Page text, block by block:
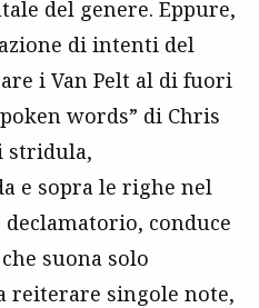
del genere. Eppure,
di intenti del
i Van Pelt al di fuori
words” di Chris
stridula,
e sopra le righe nel
conduce
suona solo
reiterare singole note,